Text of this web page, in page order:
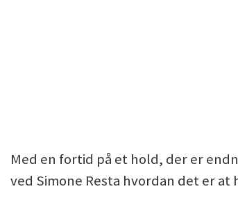
Med en fortid på et hold, der er
ved Simone Resta hvordan det er